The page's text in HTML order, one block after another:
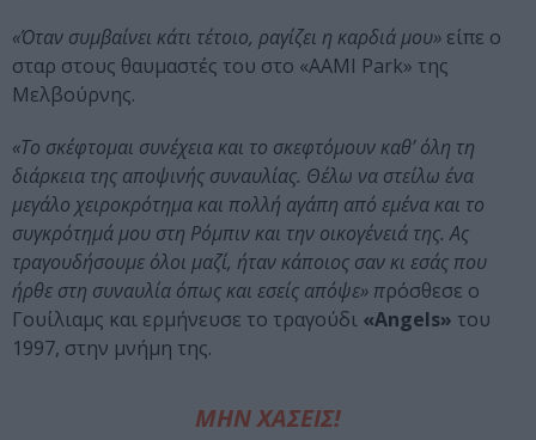
«Όταν συμβαίνει κάτι τέτοιο, ραγίζει η καρδιά μου» είπε ο
σταρ στους θαυμαστές του στο «AAMI Park» της
Μελβούρνης.
«Το σκέφτομαι συνέχεια και το σκεφτόμουν καθ’ όλη τη
διάρκεια της αποψινής συναυλίας. Θέλω να στείλω ένα
μεγάλο χειροκρότημα και πολλή αγάπη από εμένα και το
συγκρότημά μου στη Ρόμπιν και την οικογένειά της. Ας
τραγουδήσουμε όλοι μαζί, ήταν κάποιος σαν κι εσάς που
ήρθε στη συναυλία όπως και εσείς απόψε» πρόσθεσε ο
Γουίλιαμς και ερμήνευσε το τραγούδι «Angels» του
1997, στην μνήμη της.
ΜΗΝ ΧΑΣΕΙΣ!